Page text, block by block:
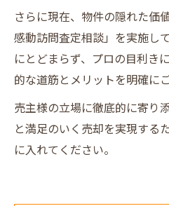
さらに現在、物件の隠れた価
感動訪問査定相談」を実施し
にとどまらず、プロの目利き
的な道筋とメリットを明確に
売主様の立場に徹底的に寄り
と満足のいく売却を実現する
に入れてください。